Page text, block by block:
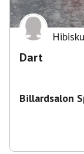
Dart
Billardsalon